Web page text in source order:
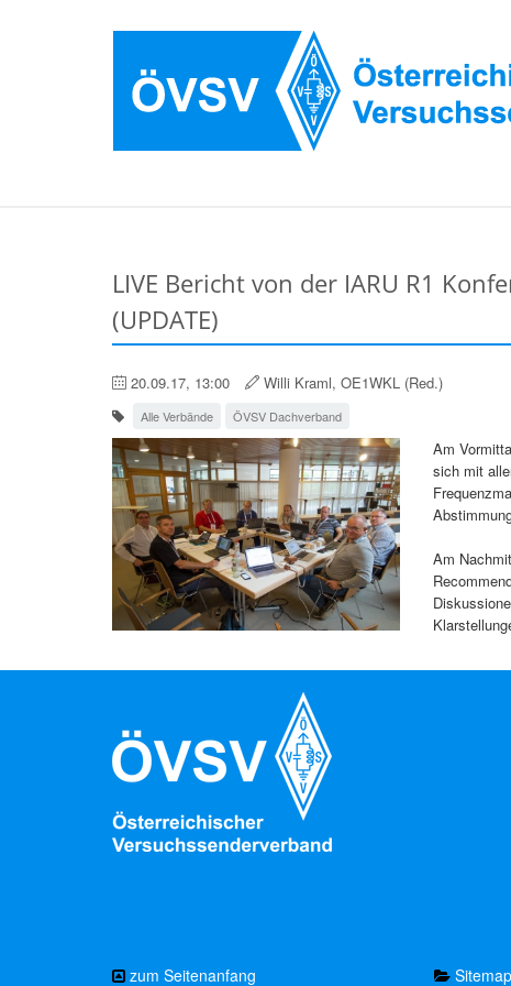
LIVE Bericht von der IARU R1
(UPDATE)
20.09.17, 13:00 Willi Kraml, OE1WKL (Red.)
Alle Verbände ÖVSV Dachverband
Am
sich mit
Am
zum Seitenanfang Sitemap